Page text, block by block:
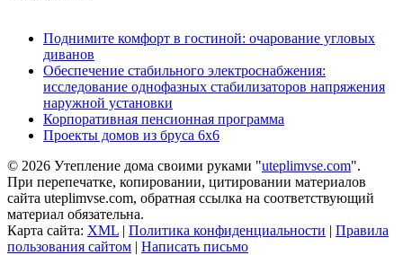
Поднимите комфорт в гостиной: очарование угловых
диванов
Обеспечение стабильного электроснабжения:
исследование однофазных стабилизаторов напряжения
наружной установки
Корпоративная пенсионная программа
Проекты домов из бруса 6х6
© 2026 Утепление дома своими руками "uteplimvse.com".
При перепечатке, копировании, цитировании материалов
сайта uteplimvse.com, обратная ссылка на соответствующий
материал обязательна.
Карта сайта: XML | Политика конфиденциальности | Правила
пользования сайтом | Написать письмо